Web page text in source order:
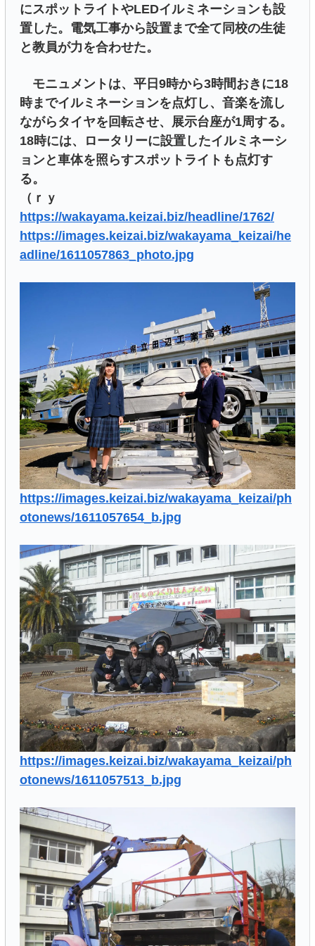
にスポットライトやLEDイルミネーションも設
置した。電気工事から設置まで全て同校の生徒
と教員が力を合わせた。
モニュメントは、平日9時から3時間おきに18
時までイルミネーションを点灯し、音楽を流し
ながらタイヤを回転させ、展示台座が1周する。
18時には、ロータリーに設置したイルミネーシ
ョンと車体を照らすスポットライトも点灯す
る。
（ｒｙ
https://wakayama.keizai.biz/headline/1762/
https://images.keizai.biz/wakayama_keizai/he
adline/1611057863_photo.jpg
https://images.keizai.biz/wakayama_keizai/ph
otonews/1611057654_b.jpg
https://images.keizai.biz/wakayama_keizai/ph
otonews/1611057513_b.jpg